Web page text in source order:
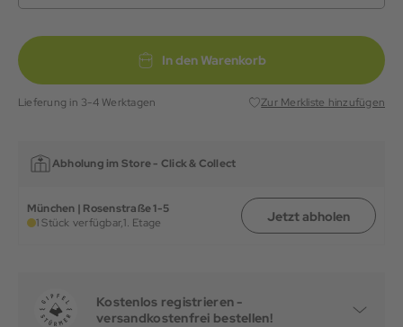
In den Warenkorb
Lieferung in 3-4 Werktagen Zur Merkliste hinzufügen
Abholung im Store - Click & Collect
München | Rosenstraße 1-5
1 Stück verfügbar,1. Etage Jetzt abholen
Kostenlos registrieren -
versandkostenfrei bestellen!